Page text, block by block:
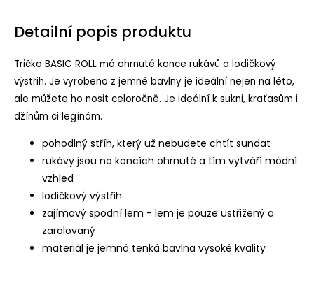
Detailní popis produktu
Tričko BASIC ROLL má ohrnuté konce rukávů a lodičkový
výstřih. Je vyrobeno z jemné bavlny je ideální nejen na léto,
ale můžete ho nosit celoročně. Je ideální k sukni, kraťasům i
džínům či legínám.
pohodlný stříh, který už nebudete chtít sundat
rukávy jsou na koncích ohrnuté a tím vytváří módní
vzhled
lodičkový výstřih
zajímavý spodní lem - lem je pouze ustřižený a
zarolovaný
materiál je jemná tenká bavlna vysoké kvality